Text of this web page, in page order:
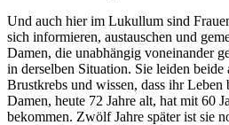
Und auch hier im Lukullum sind
sich informieren, austauschen und
Damen, die unabhängig voneinander
in derselben Situation. Sie leiden beide
Brustkrebs und wissen, dass ihr Leben
Damen, heute 72 Jahre alt, hat mit 60
bekommen. Zwölf Jahre später ist sie